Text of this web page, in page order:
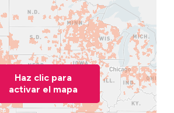
Haz clic para
activar el mapa